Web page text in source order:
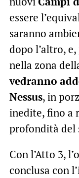
essere
saranno
dopo l’altro,
nella zona
vedranno
Nessus, in
inedite, fino a
profondità del
Con l’Atto 3,
conclusa con